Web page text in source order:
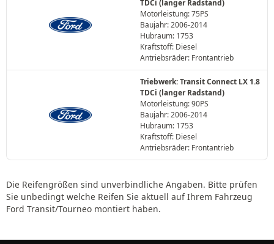
TDCi (langer Radstand)
Motorleistung: 75PS
Baujahr: 2006-2014
Hubraum: 1753
Kraftstoff: Diesel
Antriebsräder: Frontantrieb
Triebwerk: Transit Connect LX 1.8
TDCi (langer Radstand)
Motorleistung: 90PS
Baujahr: 2006-2014
Hubraum: 1753
Kraftstoff: Diesel
Antriebsräder: Frontantrieb
Die Reifengrößen sind unverbindliche Angaben. Bitte prüfen
Sie unbedingt welche Reifen Sie aktuell auf Ihrem Fahrzeug
Ford Transit/Tourneo montiert haben.